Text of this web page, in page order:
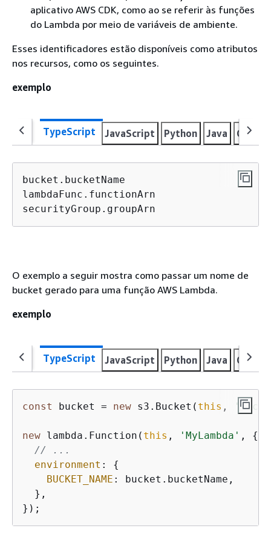
aplicativo AWS CDK, como ao se referir às funções
do Lambda por meio de variáveis de ambiente.
Esses identificadores estão disponíveis como atributos
nos recursos, como os seguintes.
exemplo
TypeScript JavaScript Python Java C#
bucket.bucketName
lambdaFunc.functionArn
securityGroup.groupArn
O exemplo a seguir mostra como passar um nome de
bucket gerado para uma função AWS Lambda.
exemplo
TypeScript JavaScript Python Java C#
const bucket = new s3.Bucket( this ,
new lambda.Function( this , 'MyLambda' , {
// ...
environment : {
BUCKET_NAME : bucket.bucketName,
  },
});